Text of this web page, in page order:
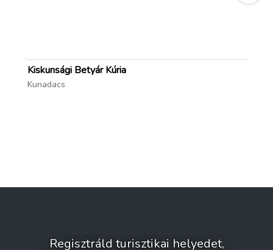
Kiskunsági Betyár Kúria
Kunadacs
Regisztráld turisztikai helyedet,